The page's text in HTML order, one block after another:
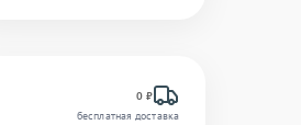
0 ₽
бесплатная доставка